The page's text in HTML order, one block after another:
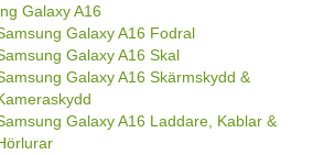
Galaxy A16
Galaxy A16 Fodral
Galaxy A16 Skal
Galaxy A16 Skärmskydd &
Galaxy A16 Laddare, Kablar &